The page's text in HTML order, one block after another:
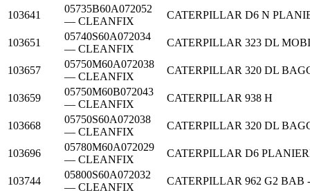
103641
05735B60A072052
— CLEANFIX
CATERPILLAR D6 N
103651
05740S60A072034
— CLEANFIX
CATERPILLAR 323 DL
103657
05750M60A072038
— CLEANFIX
CATERPILLAR 320 DL
103659
05750M60B072043
— CLEANFIX
CATERPILLAR 938 H
103668
05750S60A072038
— CLEANFIX
CATERPILLAR 320 DL
103696
05780M60A072029
— CLEANFIX
CATERPILLAR D6
103744
05800S60A072032
— CLEANFIX
CATERPILLAR 962 G2 BAB